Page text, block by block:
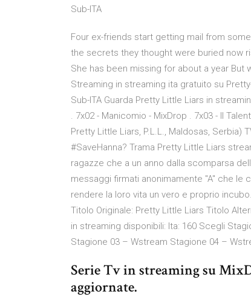
Sub-ITA
Four ex-friends start getting mail from
the secrets they thought were buried now
She has been missing for about a year But
Streaming in streaming ita gratuito su
Sub-ITA Guarda Pretty Little Liars in
. 7x02 - Manicomio - MixDrop . 7x03 - Il
Pretty Little Liars, P.L.L., Maldosas, Serbia)
#SaveHanna? Trama Pretty Little Liars
ragazze che a un anno dalla scomparsa
messaggi firmati anonimamente "A" che le
rendere la loro vita un vero e proprio
Titolo Originale: Pretty Little Liars Titolo
in streaming disponibili: Ita: 160 Scegli
Stagione 03 – Wstream Stagione 04 –
Serie Tv in streaming su
aggiornate.